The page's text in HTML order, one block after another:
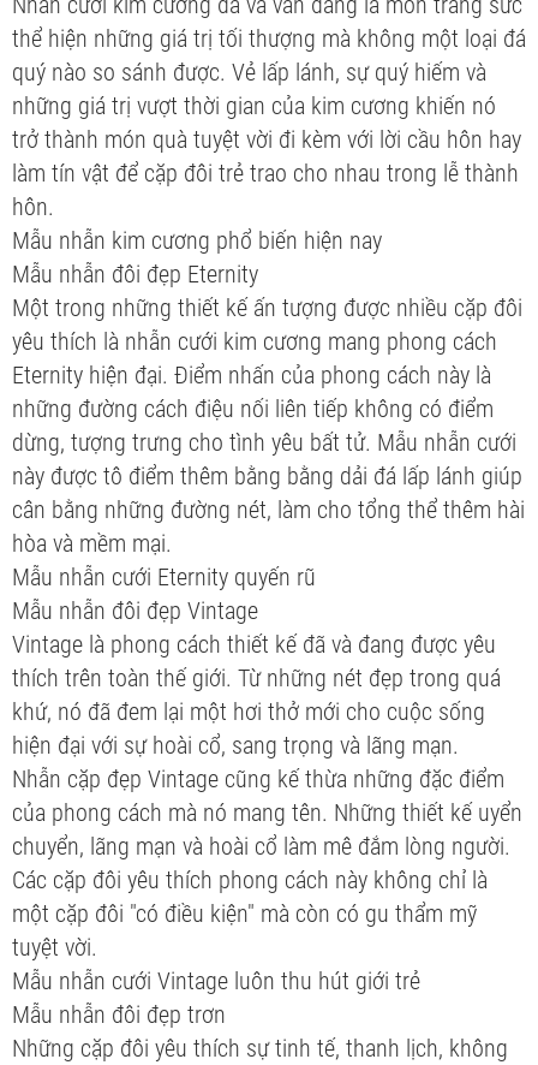
thể hiện những giá trị tối thượng mà không một loại đá
quý nào so sánh được. Vẻ lấp lánh, sự quý hiếm và
những giá trị vượt thời gian của kim cương khiến nó
trở thành món quà tuyệt vời đi kèm với lời cầu hôn hay
làm tín vật để cặp đôi trẻ trao cho nhau trong lễ thành
hôn.
Mẫu nhẫn kim cương phổ biến hiện nay
Mẫu nhẫn đôi đẹp Eternity
Một trong những thiết kế ấn tượng được nhiều cặp đôi
yêu thích là nhẫn cưới kim cương mang phong cách
Eternity hiện đại. Điểm nhấn của phong cách này là
những đường cách điệu nối liên tiếp không có điểm
dừng, tượng trưng cho tình yêu bất tử. Mẫu nhẫn cưới
này được tô điểm thêm bằng bằng dải đá lấp lánh giúp
cân bằng những đường nét, làm cho tổng thể thêm hài
hòa và mềm mại.
Mẫu nhẫn cưới Eternity quyến rũ
Mẫu nhẫn đôi đẹp Vintage
Vintage là phong cách thiết kế đã và đang được yêu
thích trên toàn thế giới. Từ những nét đẹp trong quá
khứ, nó đã đem lại một hơi thở mới cho cuộc sống
hiện đại với sự hoài cổ, sang trọng và lãng mạn.
Nhẫn cặp đẹp Vintage cũng kế thừa những đặc điểm
của phong cách mà nó mang tên. Những thiết kế uyển
chuyển, lãng mạn và hoài cổ làm mê đắm lòng người.
Các cặp đôi yêu thích phong cách này không chỉ là
một cặp đôi "có điều kiện" mà còn có gu thẩm mỹ
tuyệt vời.
Mẫu nhẫn cưới Vintage luôn thu hút giới trẻ
Mẫu nhẫn đôi đẹp trơn
Những cặp đôi yêu thích sự tinh tế, thanh lịch, không